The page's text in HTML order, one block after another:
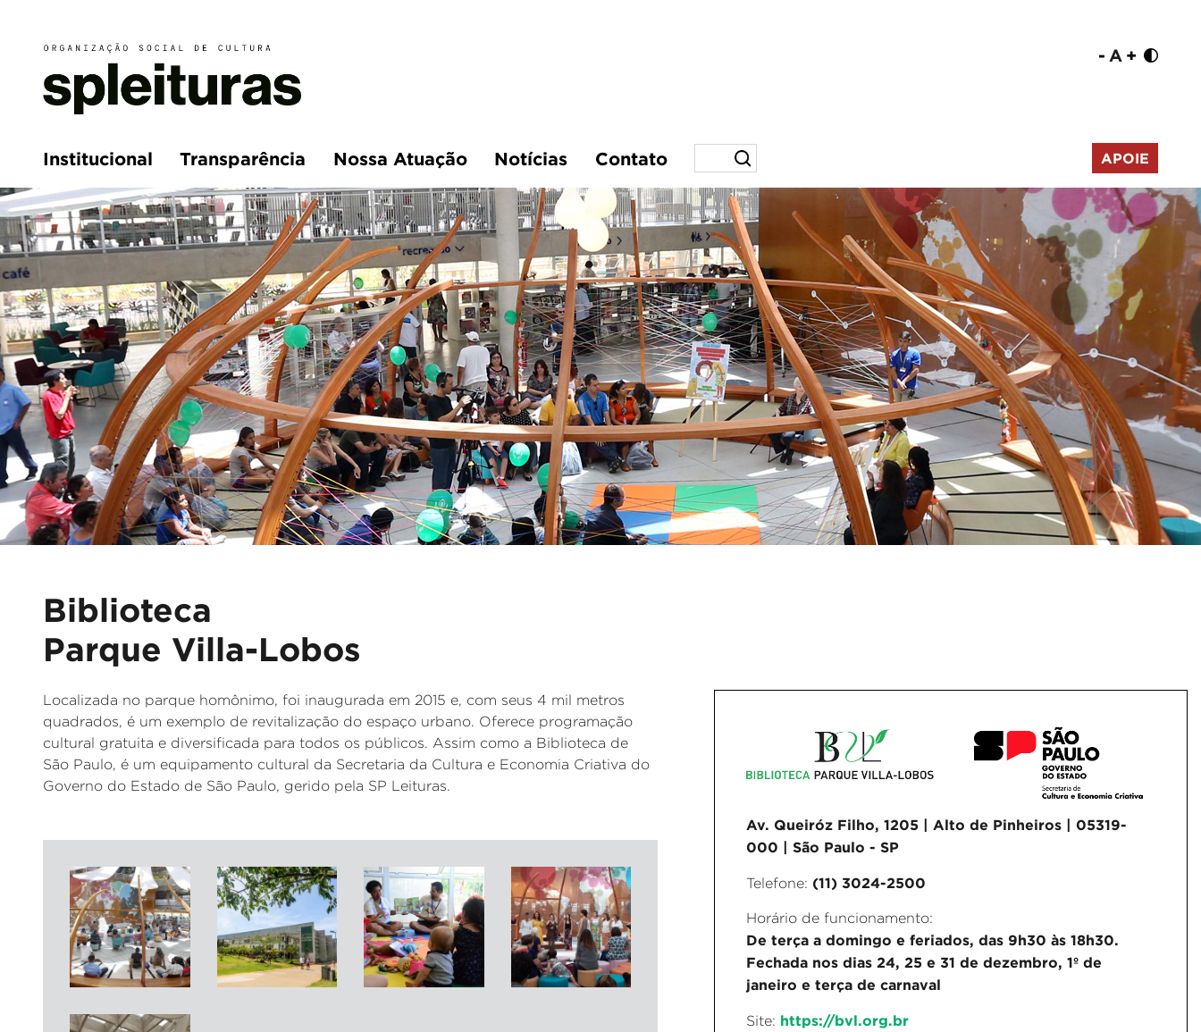
- A +
Institucional Transparência Nossa Atuação Notícias Contato APOIE
Biblioteca
Parque Villa-Lobos
Localizada no parque homônimo, foi inaugurada em 2015 e, com seus 4 mil metros
quadrados, é um exemplo de revitalização do espaço urbano. Oferece programação
cultural gratuita e diversificada para todos os públicos. Assim como a Biblioteca de
São Paulo, é um equipamento cultural da Secretaria da Cultura e Economia Criativa do
Governo do Estado de São Paulo, gerido pela SP Leituras.
Av. Queiróz Filho, 1205 | Alto de Pinheiros | 05319-
000 | São Paulo - SP
Telefone: (11) 3024-2500
Horário de funcionamento:
De terça a domingo e feriados, das 9h30 às 18h30.
Fechada nos dias 24, 25 e 31 de dezembro, 1º de
janeiro e terça de carnaval
Site: https://bvl.org.br